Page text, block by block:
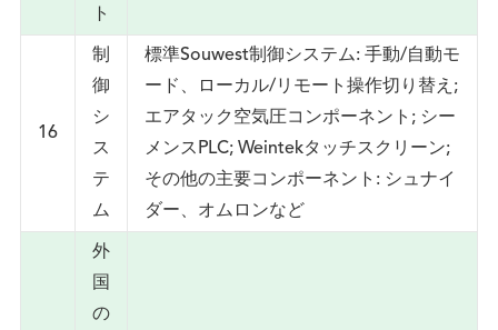
ト
16
制
御
シ
ス
テ
ム
標準Souwest制御システム: 手動/自動モ
ード、ローカル/リモート操作切り替え;
エアタック空気圧コンポーネント; シー
メンスPLC; Weintekタッチスクリーン;
その他の主要コンポーネント: シュナイ
ダー、オムロンなど
外
国
の